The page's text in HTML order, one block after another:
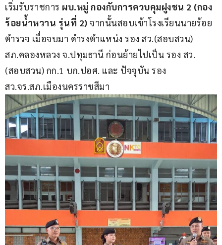
เริ่มรับราชการ ผบ.หมู่ กองกับการควบคุมฝูงชน 2 (กอง
ร้อยน้ำหวาน รุ่นที่ 2) จากนั้นสอบเข้าโรงเรียนนายร้อย
ตำรวจ เมื่อจบมา ดำรงตำแหน่ง รอง สว.(สอบสวน)
สภ.คลองหลวง จ.ปทุมธานี ก่อนย้ายไปเป็น รอง สว.
(สอบสวน) กก.1 บก.ปอศ. และ ปัจจุบัน รอง
สว.จร.สภ.เมืองนครราชสีมา